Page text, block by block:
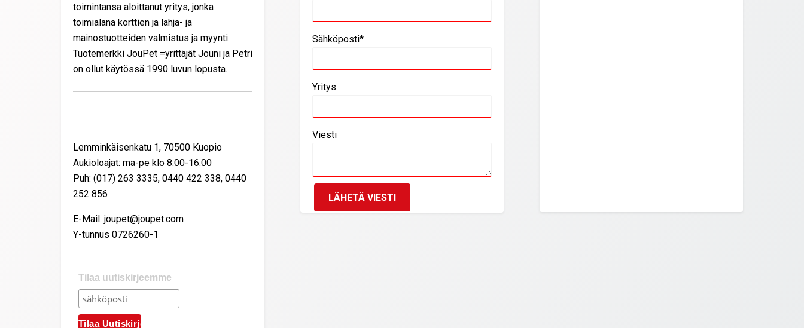
toimintansa aloittanut yritys, jonka
toimialana korttien ja lahja- ja
mainostuotteiden valmistus ja myynti.
Tuotemerkki JouPet =yrittäjät Jouni ja Petri
on ollut käytössä 1990 luvun lopusta.
Lemminkäisenkatu 1, 70500 Kuopio
Aukioloajat: ma-pe klo 8:00-16:00
Puh: (017) 263 3335, 0440 422 338, 0440
252 856
E-Mail: joupet@joupet.com
Y-tunnus 0726260-1
Tilaa uutiskirjeemme
Sähköposti*
Yritys
Viesti